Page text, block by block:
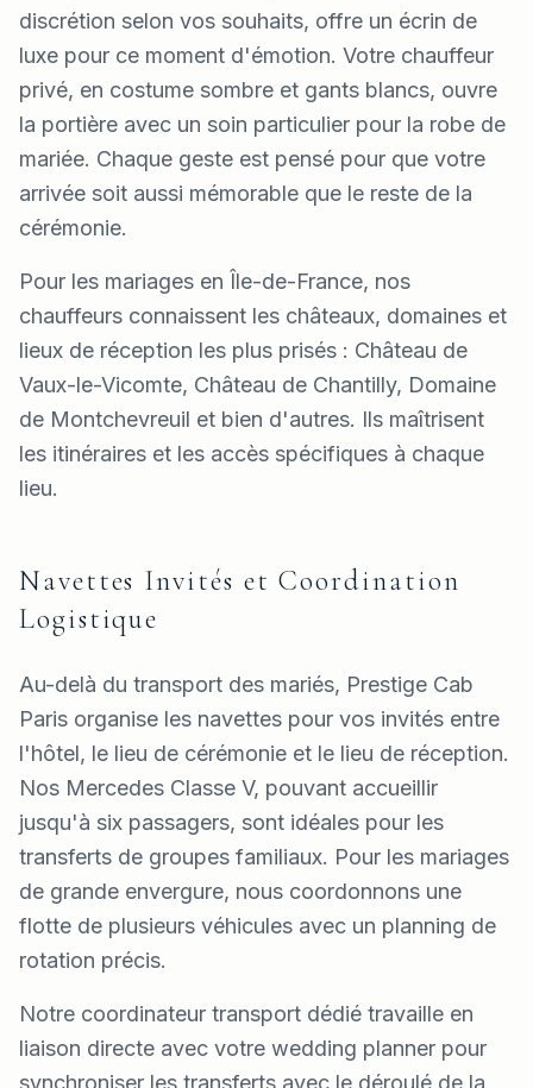
discrétion selon vos souhaits, offre un écrin de
luxe pour ce moment d'émotion. Votre chauffeur
privé, en costume sombre et gants blancs, ouvre
la portière avec un soin particulier pour la robe de
mariée. Chaque geste est pensé pour que votre
arrivée soit aussi mémorable que le reste de la
cérémonie.
Pour les mariages en Île-de-France, nos
chauffeurs connaissent les châteaux, domaines et
lieux de réception les plus prisés : Château de
Vaux-le-Vicomte, Château de Chantilly, Domaine
de Montchevreuil et bien d'autres. Ils maîtrisent
les itinéraires et les accès spécifiques à chaque
lieu.
Navettes Invités et Coordination
Logistique
Au-delà du transport des mariés, Prestige Cab
Paris organise les navettes pour vos invités entre
l'hôtel, le lieu de cérémonie et le lieu de réception.
Nos Mercedes Classe V, pouvant accueillir
jusqu'à six passagers, sont idéales pour les
transferts de groupes familiaux. Pour les mariages
de grande envergure, nous coordonnons une
flotte de plusieurs véhicules avec un planning de
rotation précis.
Notre coordinateur transport dédié travaille en
liaison directe avec votre wedding planner pour
synchroniser les transferts avec le déroulé de la